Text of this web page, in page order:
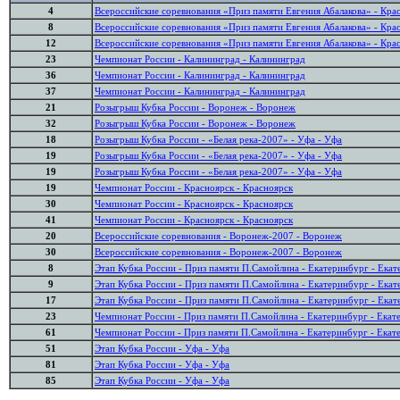
4
Всероссийские соревнования «Приз памяти Евгения Абалакова» -
8
Всероссийские соревнования «Приз памяти Евгения Абалакова» -
12
Всероссийские соревнования «Приз памяти Евгения Абалакова» -
23
Чемпионат России - Калининград - Калининград
36
Чемпионат России - Калининград - Калининград
37
Чемпионат России - Калининград - Калининград
21
Розыгрыш Кубка России - Воронеж - Воронеж
32
Розыгрыш Кубка России - Воронеж - Воронеж
18
Розыгрыш Кубка России - «Белая река-2007» - Уфа - Уфа
19
Розыгрыш Кубка России - «Белая река-2007» - Уфа - Уфа
19
Розыгрыш Кубка России - «Белая река-2007» - Уфа - Уфа
19
Чемпионат России - Красноярск - Красноярск
30
Чемпионат России - Красноярск - Красноярск
41
Чемпионат России - Красноярск - Красноярск
20
Всероссийские соревнования - Воронеж-2007 - Воронеж
30
Всероссийские соревнования - Воронеж-2007 - Воронеж
8
Этап Кубка России - Приз памяти П.Самойлина - Екатеринбург -
9
Этап Кубка России - Приз памяти П.Самойлина - Екатеринбург -
17
Этап Кубка России - Приз памяти П.Самойлина - Екатеринбург -
23
Чемпионат России - Приз памяти П.Самойлина - Екатеринбург -
61
Чемпионат России - Приз памяти П.Самойлина - Екатеринбург -
51
Этап Кубка России - Уфа - Уфа
81
Этап Кубка России - Уфа - Уфа
85
Этап Кубка России - Уфа - Уфа